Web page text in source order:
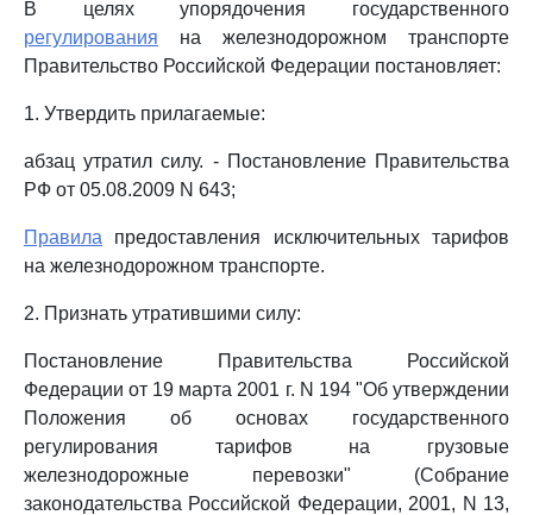
В целях упорядочения государственного
регулирования на железнодорожном транспорте
Правительство Российской Федерации постановляет:
1. Утвердить прилагаемые:
абзац утратил силу. - Постановление Правительства
РФ от 05.08.2009 N 643;
Правила предоставления исключительных тарифов
на железнодорожном транспорте.
2. Признать утратившими силу:
Постановление Правительства Российской
Федерации от 19 марта 2001 г. N 194 "Об утверждении
Положения об основах государственного
регулирования тарифов на грузовые
железнодорожные перевозки" (Собрание
законодательства Российской Федерации, 2001, N 13,